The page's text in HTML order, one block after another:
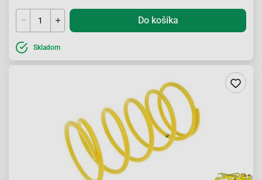
Do košíka
Skladom